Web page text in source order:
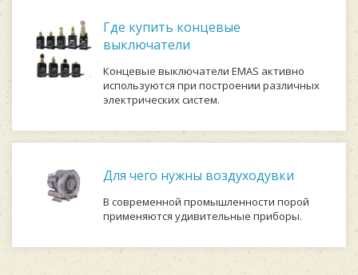
Где купить концевые
выключатели
Концевые выключатели EMAS активно
используются при построении различных
электрических систем.
Для чего нужны воздуходувки
В современной промышленности порой
применяются удивительные приборы.